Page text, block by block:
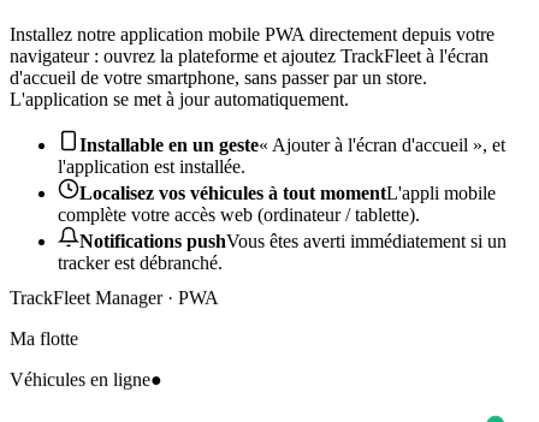
Installez notre application mobile PWA directement depuis votre
navigateur : ouvrez la plateforme et ajoutez TrackFleet à l'écran
d'accueil de votre smartphone, sans passer par un store.
L'application se met à jour automatiquement.
Installable en un geste« Ajouter à l'écran d'accueil », et
l'application est installée.
Localisez vos véhicules à tout momentL'appli mobile
complète votre accès web (ordinateur / tablette).
Notifications pushVous êtes averti immédiatement si un
tracker est débranché.
TrackFleet Manager · PWA
Ma flotte
Véhicules en ligne●